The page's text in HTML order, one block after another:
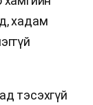
хадам
тэсэхгүй